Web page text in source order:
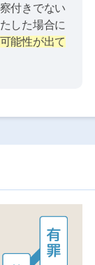
付きでない
した場合に
能性が出て